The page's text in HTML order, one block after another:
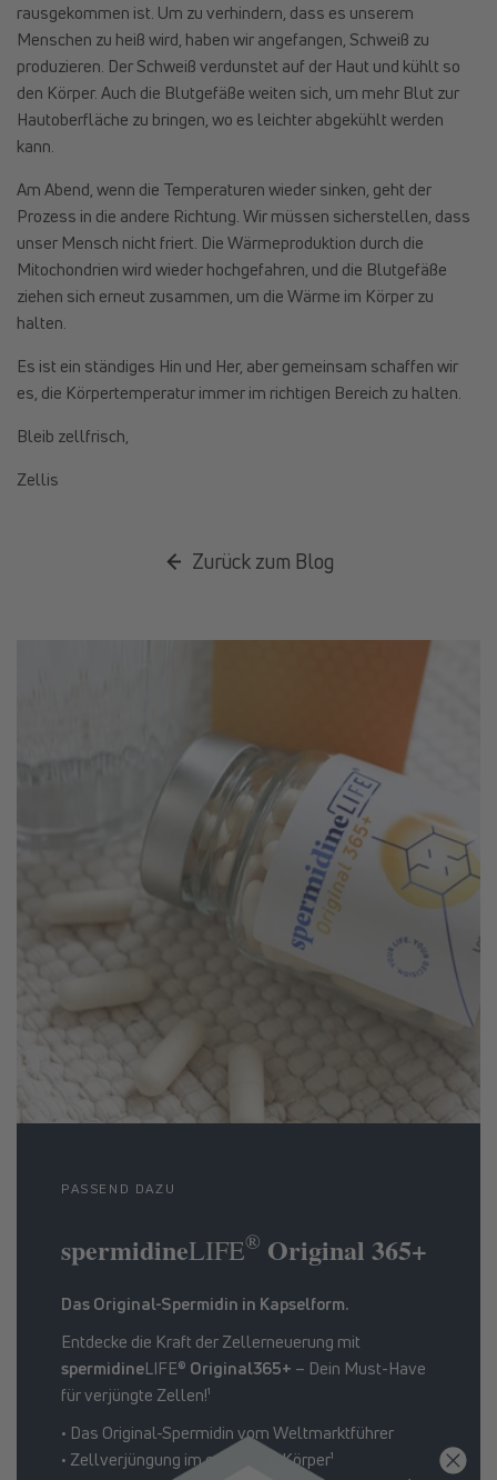
rausgekommen ist. Um zu verhindern, dass es unserem
Menschen zu heiß wird, haben wir angefangen, Schweiß zu
produzieren. Der Schweiß verdunstet auf der Haut und kühlt so
den Körper. Auch die Blutgefäße weiten sich, um mehr Blut zur
Hautoberfläche zu bringen, wo es leichter abgekühlt werden
kann.
Am Abend, wenn die Temperaturen wieder sinken, geht der
Prozess in die andere Richtung. Wir müssen sicherstellen, dass
unser Mensch nicht friert. Die Wärmeproduktion durch die
Mitochondrien wird wieder hochgefahren, und die Blutgefäße
ziehen sich erneut zusammen, um die Wärme im Körper zu
halten.
Es ist ein ständiges Hin und Her, aber gemeinsam schaffen wir
es, die Körpertemperatur immer im richtigen Bereich zu halten.
Bleib zellfrisch,
Zellis
Zurück zum Blog
PASSEND DAZU
spermidineLIFE® Original 365+
Das Original-Spermidin in Kapselform.
Entdecke die Kraft der Zellerneuerung mit
spermidineLIFE® Original365+ – Dein Must-Have
für verjüngte Zellen!¹
• Das Original-Spermidin vom Weltmarktführer
• Zellverjüngung im gesamten Körper¹